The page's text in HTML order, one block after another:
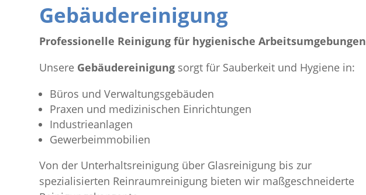
Gebäudereinigung
Professionelle Reinigung für hygienische Arbeitsumgebungen
Unsere Gebäudereinigung sorgt für Sauberkeit und Hygiene in:
Büros und Verwaltungsgebäuden
Praxen und medizinischen Einrichtungen
Industrieanlagen
Gewerbeimmobilien
Von der Unterhaltsreinigung über Glasreinigung bis zur
spezialisierten Reinraumreinigung bieten wir maßgeschneiderte